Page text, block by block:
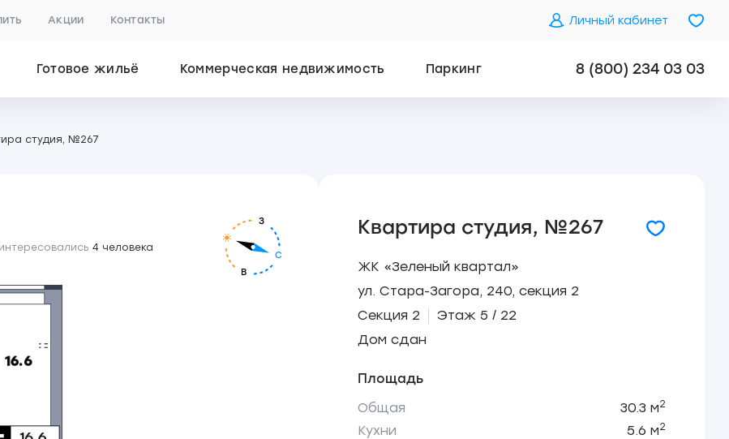
Акции Контакты Личный кабинет
Готовое жильё Коммерческая недвижимость Паркинг 8 (800) 234 03 03
студия, №267
4 человека
С
В
З Квартира студия, №267
ЖК «Зеленый квартал»
ул. Стара-Загора, 240, секция 2
Секция 2
Этаж 5 / 22
Дом сдан
Площадь
Общая
30.3 м2
Кухни 5.6 м2